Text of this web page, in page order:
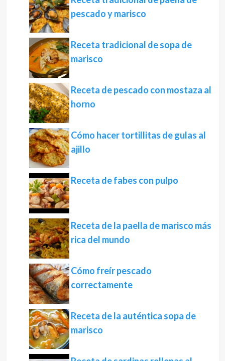
pescado y marisco
Receta tradicional de sopa de
marisco
Receta de pescado con mostaza al
horno
Cómo hacer tortillitas de gulas al
ajillo
Receta de fabes con pulpo
Receta de la paella de marisco más
rica del mundo
Cómo freír pescado
correctamente
Receta de la auténtica sopa de
marisco